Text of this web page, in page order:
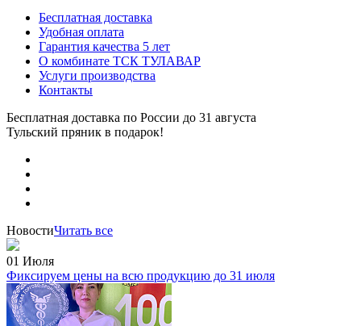
Бесплатная доставка
Удобная оплата
Гарантия качества 5 лет
О комбинате ТСК ТУЛАВАР
Услуги производства
Контакты
Бесплатная доставка по России до 31 августа
Тульский пряник в подарок!
НовостиЧитать все
01 Июля
Фиксируем цены на всю продукцию до 31 июля